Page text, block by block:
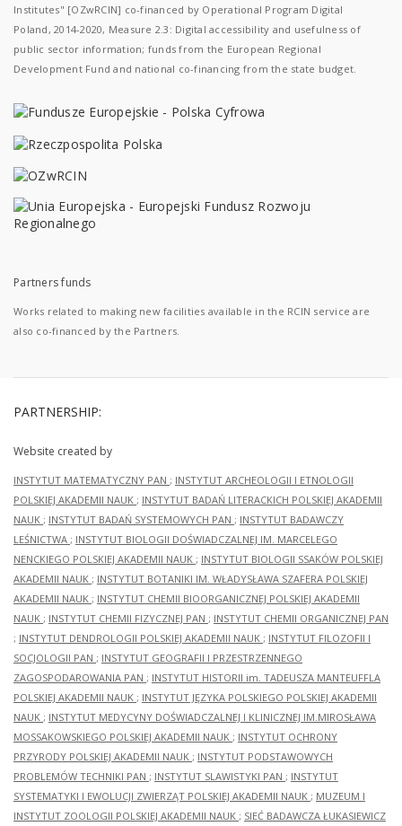
Institutes" [OZwRCIN] co-financed by Operational Program Digital
Poland, 2014-2020, Measure 2.3: Digital accessibility and usefulness of
public sector information; funds from the European Regional
Development Fund and national co-financing from the state budget.
Partners funds
Works related to making new facilities available in the RCIN service are
also co-financed by the Partners.
PARTNERSHIP:
Website created by
INSTYTUT MATEMATYCZNY PAN ; INSTYTUT ARCHEOLOGII I ETNOLOGII
POLSKIEJ AKADEMII NAUK ; INSTYTUT BADAŃ LITERACKICH POLSKIEJ AKADEMII
NAUK ; INSTYTUT BADAŃ SYSTEMOWYCH PAN ; INSTYTUT BADAWCZY
LEŚNICTWA ; INSTYTUT BIOLOGII DOŚWIADCZALNEJ IM. MARCELEGO
NENCKIEGO POLSKIEJ AKADEMII NAUK ; INSTYTUT BIOLOGII SSAKÓW POLSKIEJ
AKADEMII NAUK ; INSTYTUT BOTANIKI IM. WŁADYSŁAWA SZAFERA POLSKIEJ
AKADEMII NAUK ; INSTYTUT CHEMII BIOORGANICZNEJ POLSKIEJ AKADEMII
NAUK ; INSTYTUT CHEMII FIZYCZNEJ PAN ; INSTYTUT CHEMII ORGANICZNEJ PAN
; INSTYTUT DENDROLOGII POLSKIEJ AKADEMII NAUK ; INSTYTUT FILOZOFII I
SOCJOLOGII PAN ; INSTYTUT GEOGRAFII I PRZESTRZENNEGO
ZAGOSPODAROWANIA PAN ; INSTYTUT HISTORII im. TADEUSZA MANTEUFFLA
POLSKIEJ AKADEMII NAUK ; INSTYTUT JĘZYKA POLSKIEGO POLSKIEJ AKADEMII
NAUK ; INSTYTUT MEDYCYNY DOŚWIADCZALNEJ I KLINICZNEJ IM.MIROSŁAWA
MOSSAKOWSKIEGO POLSKIEJ AKADEMII NAUK ; INSTYTUT OCHRONY
PRZYRODY POLSKIEJ AKADEMII NAUK ; INSTYTUT PODSTAWOWYCH
PROBLEMÓW TECHNIKI PAN ; INSTYTUT SLAWISTYKI PAN ; INSTYTUT
SYSTEMATYKI I EWOLUCJI ZWIERZĄT POLSKIEJ AKADEMII NAUK ; MUZEUM I
INSTYTUT ZOOLOGII POLSKIEJ AKADEMII NAUK ; SIEĆ BADAWCZA ŁUKASIEWICZ